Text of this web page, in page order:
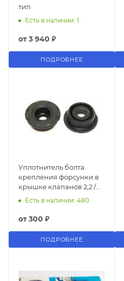
тип
Есть в наличии: 1
от3 940 ₽
ПОДРОБНЕЕ
Уплотнитель болта
крепления форсунки в
крышке клапанов 2,2 /
2,4 TDCi 2006-2014
Есть в наличии: 480
от300 ₽
ПОДРОБНЕЕ